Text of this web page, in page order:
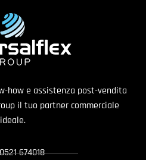
how e assistenza post-vendita
il tuo partner commerciale
ideale.
0521 674018